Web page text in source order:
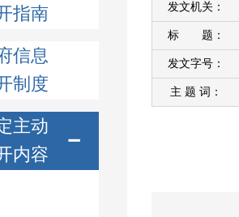
指南
信息
制度
主动
内容
发文机关：
标 题：
发文字号：
主 题 词：